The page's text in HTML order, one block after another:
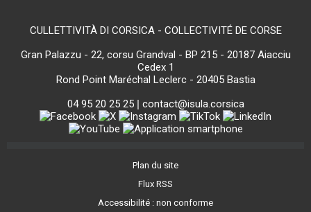
CULLETTIVITÀ DI CORSICA - COLLECTIVITÉ DE CORSE
Gran Palazzu - 22, corsu Grandval - BP 215 - 20187 Aiacciu
Cedex 1
Rond Point Maréchal Leclerc - 20405 Bastia
04 95 20 25 25| contact@isula.corsica
Plan du site
Flux RSS
Accessibilité : non conforme